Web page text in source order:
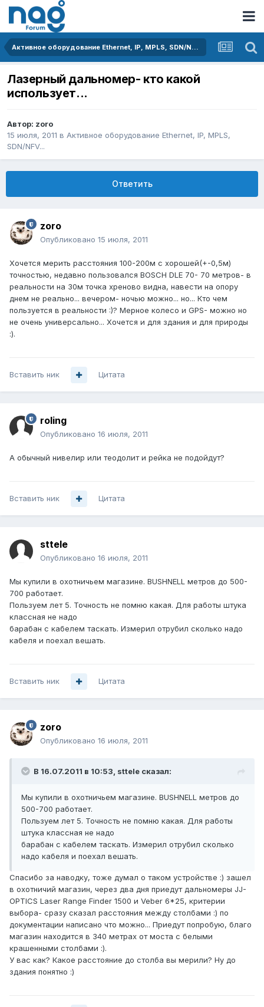
Активное оборудование Ethernet, IP, MPLS, SDN/NFV...
Лазерный дальномер- кто какой
использует...
Автор: zoro
15 июля, 2011 в Активное оборудование Ethernet, IP, MPLS,
SDN/NFV...
Ответить
zoro
Опубликовано 15 июля, 2011
Хочется мерить расстояния 100-200м с хорошей(+-0,5м)
точностью, недавно пользовался BOSCH DLE 70- 70 метров- в
реальности на 30м точка хреново видна, навести на опору
днем не реально... вечером- ночью можно... но... Кто чем
пользуется в реальности :)? Мерное колесо и GPS- можно но
не очень универсально... Хочется и для здания и для природы
:).
Вставить ник Цитата
roling
Опубликовано 16 июля, 2011
А обычный нивелир или теодолит и рейка не подойдут?
Вставить ник Цитата
sttele
Опубликовано 16 июля, 2011
Мы купили в охотничьем магазине. BUSHNELL метров до 500-
700 работает.
Пользуем лет 5. Точность не помню какая. Для работы штука
классная не надо
барабан с кабелем таскать. Измерил отрубил сколько надо
кабеля и поехал вешать.
Вставить ник Цитата
zoro
Опубликовано 16 июля, 2011
В 16.07.2011 в 10:53, sttele сказал:
Мы купили в охотничьем магазине. BUSHNELL метров до
500-700 работает.
Пользуем лет 5. Точность не помню какая. Для работы
штука классная не надо
барабан с кабелем таскать. Измерил отрубил сколько
надо кабеля и поехал вешать.
Спасибо за наводку, тоже думал о таком устройстве :) зашел
в охотничий магазин, через два дня приедут дальномеры JJ-
OPTICS Laser Range Finder 1500 и Veber 6*25, критерии
выбора- сразу сказал расстояния между столбами :) по
документации написано что можно... Приедут попробую, благо
магазин находится в 340 метрах от моста с белыми
крашенными столбами :).
У вас как? Какое расстояние до столба вы мерили? Ну до
здания понятно :)